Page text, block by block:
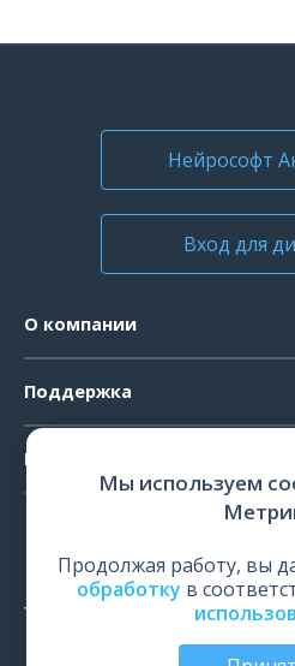
Нейрософт
Вход для
О компании
Официальные документы
Поддержка
Системные требования
Поверка и калибровка
Продукты
ЭМГ
ИОМ
Мы используем
Продолжая работу, вы
обработку в